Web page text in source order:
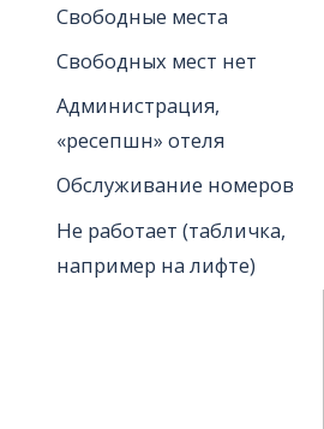
Свободные места
Свободных мест нет
Администрация,
«ресепшн» отеля
Обслуживание номеров
Не работает (табличка,
например на лифте)